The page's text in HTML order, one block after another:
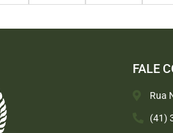
FALE
Rua
(41)